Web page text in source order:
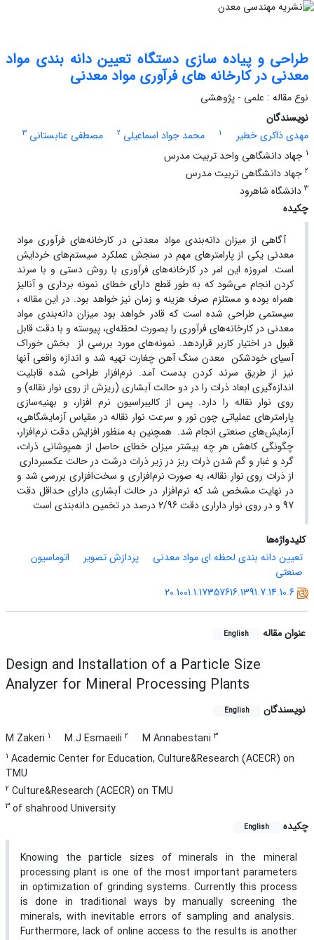
طراحی و پیاده سازی دستگاه تعیین دانه بندی مواد
معدنی در کارخانه های فرآوری مواد معدنی
نوع مقاله : علمی - پژوهشی
نویسندگان
مهدی ذاکری خطیر
1 محمد جواد اسماعیلی 2 مصطفی عنابستانی 3
1 جهاد دانشگاهی واحد تربیت مدرس
2 جهاد دانشگاهی تربیت مدرس
3 دانشگاه شاهرود
چکیده
آگاهی از میزان دانه‌بندی مواد معدنی در کارخانه‌های فرآوری مواد
معدنی یکی از پارامترهای مهم در سنجش عملکرد سیستم‌های خردایش
است. امروزه این امر در کارخانه‌های فرآوری با روش دستی و با سرند
کردن انجام می‌شود که به طور قطع دارای خطای نمونه برداری و آنالیز
همراه بوده و مستلزم صرف هزینه و زمان نیز خواهد بود. در این مقاله ،
سیستمی طراحی شده است که قادر خواهد بود میزان دانه‌بندی مواد
معدنی در کارخانه‌های فرآوری را بصورت لحظه‌ای، پیوسته و با دقت قابل
قبول در اختیار کاربر قراردهد. نمونه‌های مورد بررسی از بخش خوراک
آسیای خودشکن معدن سنگ آهن چغارت تهیه شد و اندازه واقعی آنها
نیز از طریق سرند کردن بدست آمد. نرم‌افزار طراحی شده قابلیت
اندازه‌گیری ابعاد ذرات را در دو حالت آبشاری (ریزش از روی نوار نقاله) و
روی نوار نقاله را دارد. پس از کالیبراسیون نرم افزار، و بهنیه‌سازی
پارامترهای عملیاتی چون نور و سرعت نوار نقاله در مقیاس آزمایشگاهی،
آزمایش‌های صنعتی انجام شد. همچنین به منظور افزایش دقت نرم‌افزار،
چگونگی کاهش هر چه بیشتر میزان خطای حاصل از همپوشانی ذرات،
گرد و غبار و گم شدن ذرات ریز در زیر ذرات درشت در حالت عکسبرداری
از ذرات روی نوار نقاله، به صورت نرم‌افزاری و سخت‌افزاری بررسی شد و
در نهایت مشخص شد که نرم‌افزار در حالت آبشاری دارای حداقل دقت
97 و در روی نوار داراری دقت 2/96 درصد در تخمین دانه‌بندی است
کلیدواژه‌ها
تعیین دانه بندی لحظه ای مواد معدنی
پردازش تصویر
اتوماسیون
صنعتی
20.1001.1.17357616.1391.7.14.10.6
عنوان مقاله English
Design and Installation of a Particle Size
Analyzer for Mineral Processing Plants
نویسندگان English
M Zakeri 1 M.J Esmaeili 2 M Annabestani 3
1 Academic Center for Education, Culture&Research (ACECR) on
TMU
2 Culture&Research (ACECR) on TMU
3 of shahrood University
چکیده
English
Knowing the particle sizes of minerals in the mineral
processing plant is one of the most important parameters
in optimization of grinding systems. Currently this process
is done in traditional ways by manually screening the
minerals, with inevitable errors of sampling and analysis.
Furthermore, lack of online access to the results is another